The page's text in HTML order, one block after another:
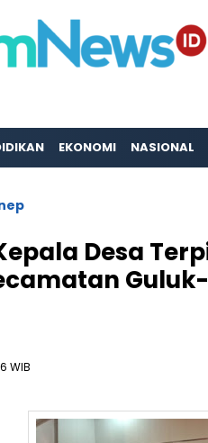
EKONOMI NASIONAL
Desa
WIB